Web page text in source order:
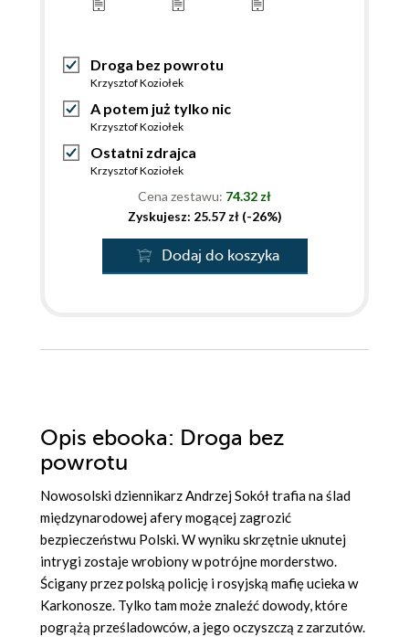
Droga bez powrotu
Krzysztof Koziołek
A potem już tylko nic
Krzysztof Koziołek
Ostatni zdrajca
Krzysztof Koziołek
Cena zestawu: 74.32 zł
Zyskujesz: 25.57 zł (-26%)
Dodaj do koszyka
Opis ebooka: Droga bez
powrotu
Nowosolski dziennikarz Andrzej Sokół trafia na ślad
międzynarodowej afery mogącej zagrozić
bezpieczeństwu Polski. W wyniku skrzętnie uknutej
intrygi zostaje wrobiony w potrójne morderstwo.
Ścigany przez polską policję i rosyjską mafię ucieka w
Karkonosze. Tylko tam może znaleźć dowody, które
pogrążą prześladowców, a jego oczyszczą z zarzutów.